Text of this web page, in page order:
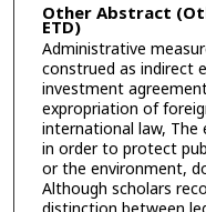
Other Abstract
ETD)
Administrative
construed as indirect
investment
expropriation of
international law, The
in order to protect
or the environment,
Although scholars